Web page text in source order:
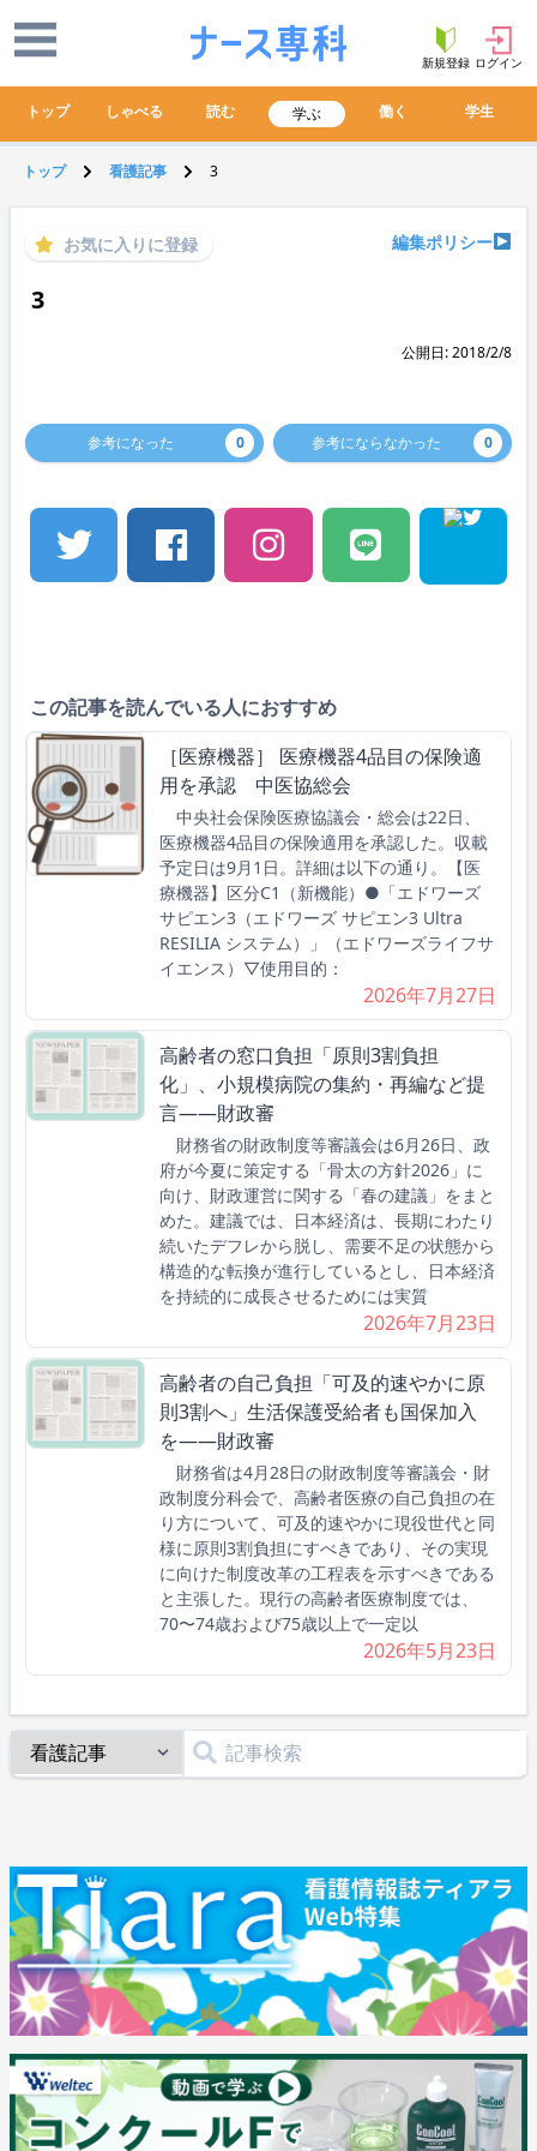
新規登録 ログイン
トップ しゃべる 読む 学ぶ 働く 学生
トップ 看護記事 3
お気に入りに登録 編集ポリシー
3
公開日: 2018/2/8
参考になった 0 参考にならなかった 0
この記事を読んでいる人におすすめ
［医療機器］ 医療機器4品目の保険適
用を承認 中医協総会
中央社会保険医療協議会・総会は22日、
医療機器4品目の保険適用を承認した。収載
予定日は9月1日。詳細は以下の通り。【医
療機器】区分C1（新機能）●「エドワーズ
サピエン3（エドワーズ サピエン3 Ultra
RESILIA システム）」（エドワーズライフサ
イエンス）▽使用目的：
2026年7月27日
高齢者の窓口負担「原則3割負担
化」、小規模病院の集約・再編など提
言――財政審
財務省の財政制度等審議会は6月26日、政
府が今夏に策定する「骨太の方針2026」に
向け、財政運営に関する「春の建議」をまと
めた。建議では、日本経済は、長期にわたり
続いたデフレから脱し、需要不足の状態から
構造的な転換が進行しているとし、日本経済
を持続的に成長させるためには実質
2026年7月23日
高齢者の自己負担「可及的速やかに原
則3割へ」生活保護受給者も国保加入
を――財政審
財務省は4月28日の財政制度等審議会・財
政制度分科会で、高齢者医療の自己負担の在
り方について、可及的速やかに現役世代と同
様に原則3割負担にすべきであり、その実現
に向けた制度改革の工程表を示すべきである
と主張した。現行の高齢者医療制度では、
70〜74歳および75歳以上で一定以
2026年5月23日